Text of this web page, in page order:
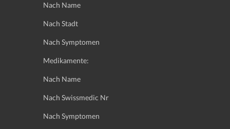
Nach Name
Nach Stadt
Nach Symptomen
Medikamente:
Nach Name
Nach Swissmedic Nr
Nach Symptomen